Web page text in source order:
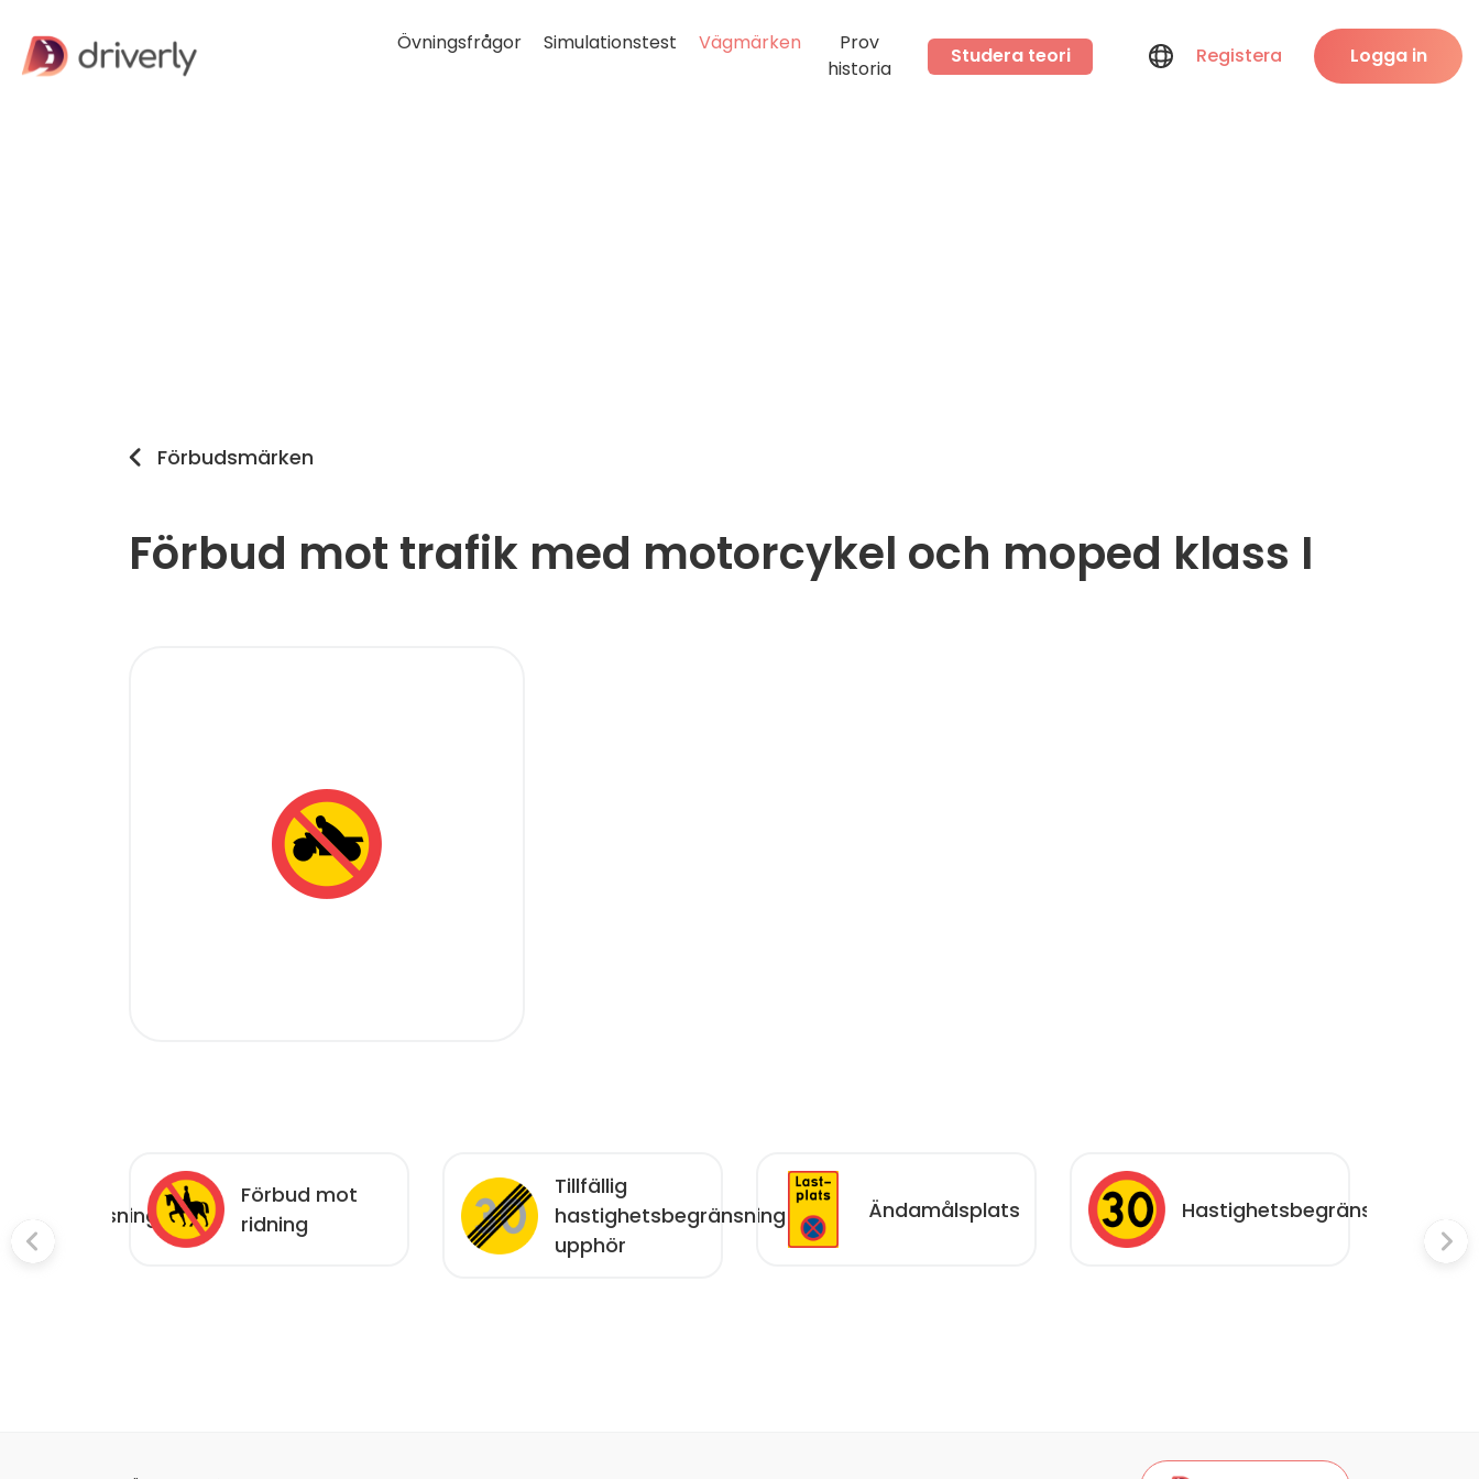
Övningsfrågor Simulationstest Vägmärken
Prov
historia
Studera teori Registera Logga in
Förbudsmärken
Förbud mot trafik med motorcykel och moped klass I
Förbud mot
ridning
Tillfällig
hastighetsbegränsning
upphör
Ändamålsplats Hastighetsbegränsning